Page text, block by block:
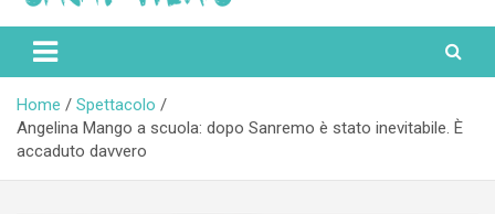
Spraynews.it
Home
Spettacolo
Angelina Mango a scuola: dopo Sanremo è stato inevitabile. È
accaduto davvero